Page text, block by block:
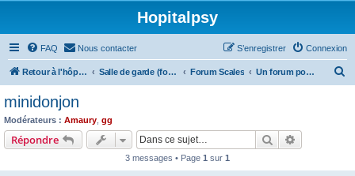
Hopitalpsy
FAQ Nous contacter Connexion
S’enregistrer
Retour à l'hôpital Salle de garde (forum) Forum Scales Un forum pour les joueurs
minidonjon
Modérateurs : Amaury gg
Répondre Rechercher
3 messages • Page 1 sur 1